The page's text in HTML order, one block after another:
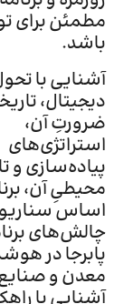
مطمئن برای
باشد.
آشنایی با
دیجیتال،
ضرورتِ آن،
استراتژی‌های
پیاده‌سازی و
محیطیِ آن،
اساس
چالش‌های
پابرجا در
معدن و